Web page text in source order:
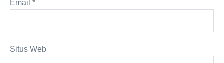
Email *
Situs Web